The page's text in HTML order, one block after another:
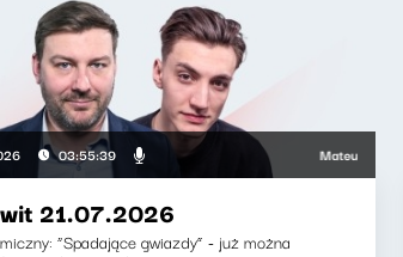
03:55:39 Mateusz
21.07.2026
“Spadające gwiazdy” - już można